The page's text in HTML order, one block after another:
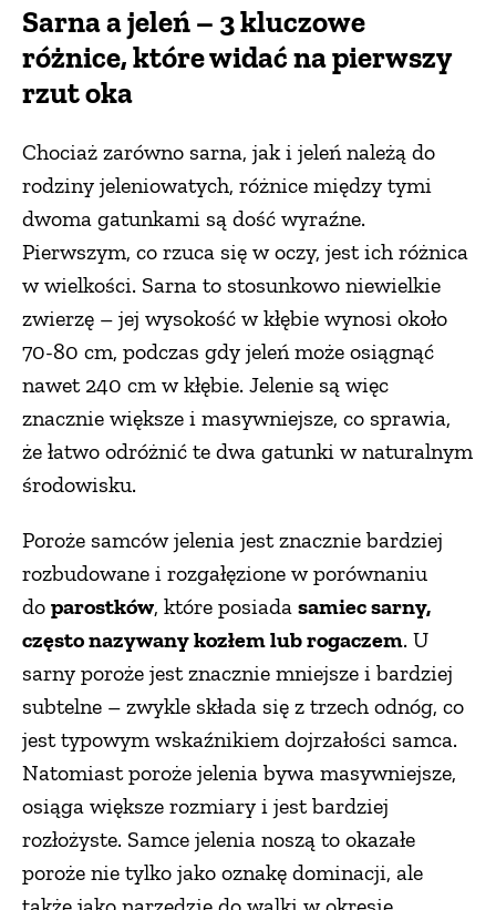
Sarna a jeleń – 3 kluczowe
różnice, które widać na pierwszy
rzut oka
Chociaż zarówno sarna, jak i jeleń należą do
rodziny jeleniowatych, różnice między tymi
dwoma gatunkami są dość wyraźne.
Pierwszym, co rzuca się w oczy, jest ich różnica
w wielkości. Sarna to stosunkowo niewielkie
zwierzę – jej wysokość w kłębie wynosi około
70-80 cm, podczas gdy jeleń może osiągnąć
nawet 240 cm w kłębie. Jelenie są więc
znacznie większe i masywniejsze, co sprawia,
że łatwo odróżnić te dwa gatunki w naturalnym
środowisku.
Poroże samców jelenia jest znacznie bardziej
rozbudowane i rozgałęzione w porównaniu
do parostków, które posiada samiec sarny,
często nazywany kozłem lub rogaczem. U
sarny poroże jest znacznie mniejsze i bardziej
subtelne – zwykle składa się z trzech odnóg, co
jest typowym wskaźnikiem dojrzałości samca.
Natomiast poroże jelenia bywa masywniejsze,
osiąga większe rozmiary i jest bardziej
rozłożyste. Samce jelenia noszą to okazałe
poroże nie tylko jako oznakę dominacji, ale